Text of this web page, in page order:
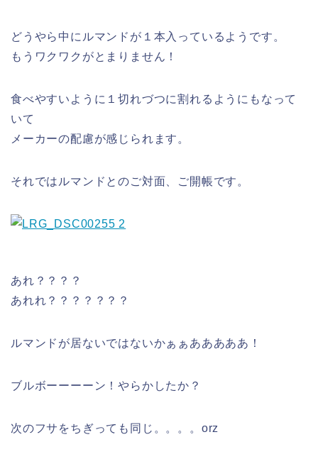
どうやら中にルマンドが１本入っているようです。
もうワクワクがとまりません！
食べやすいように１切れづつに割れるようにもなって
いて
メーカーの配慮が感じられます。
それではルマンドとのご対面、ご開帳です。
あれ？？？？
あれれ？？？？？？？
ルマンドが居ないではないかぁぁあああああ！
ブルボーーーーン！やらかしたか？
次のフサをちぎっても同じ。。。。orz